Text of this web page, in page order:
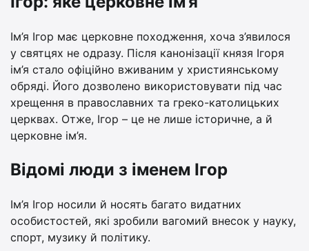
Ім’я Ігор має церковне походження, хоча з’явилося
у святцях не одразу. Після канонізації князя Ігоря
ім’я стало офіційно вживаним у християнському
обряді. Його дозволено використовувати під час
хрещення в православних та греко-католицьких
церквах. Отже, Ігор – це не лише історичне, а й
церковне ім’я.
Відомі люди з іменем Ігор
Ім’я Ігор носили й носять багато видатних
особистостей, які зробили вагомий внесок у науку,
спорт, музику й політику.